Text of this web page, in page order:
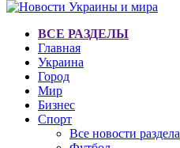
ВСЕ РАЗДЕЛЫ
Главная
Украина
Город
Мир
Бизнес
Спорт
Все новости раздела